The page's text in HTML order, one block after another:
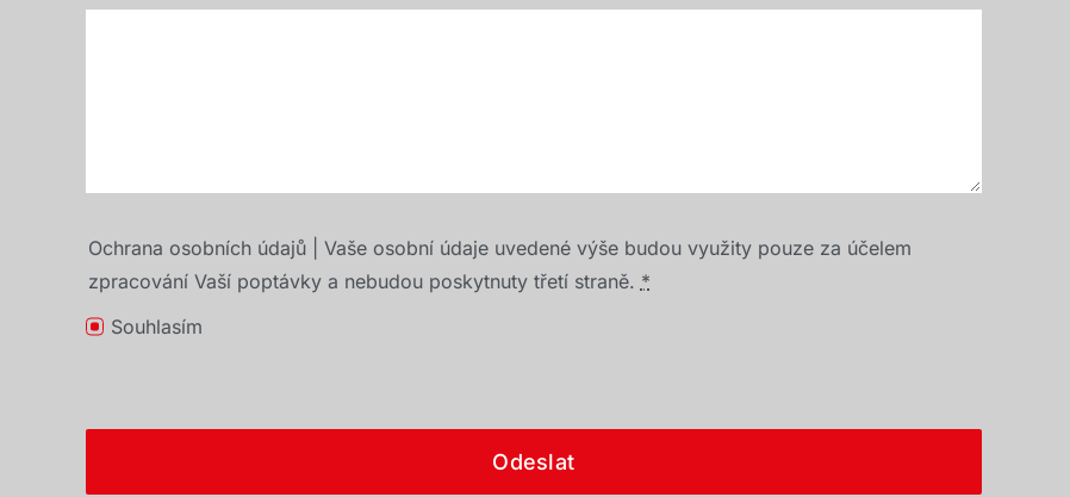
Ochrana osobních údajů | Vaše osobní údaje uvedené výše budou využity pouze za účelem
zpracování Vaší poptávky a nebudou poskytnuty třetí straně. *
Souhlasím
Odeslat